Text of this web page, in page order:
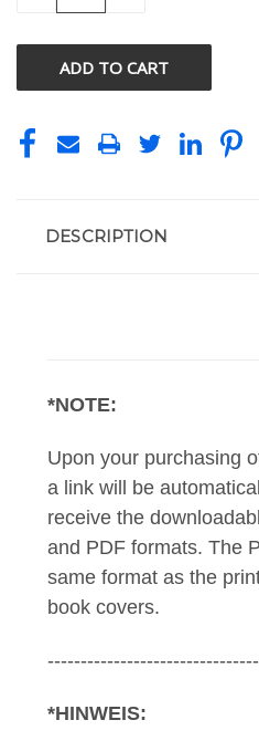
DESCRIPTION
*NOTE:
Upon your purchasing
a link will be
receive the
and PDF formats. The
same format as the
book covers.
*HINWEIS: